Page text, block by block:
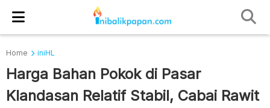
Home iniHL
Harga Bahan Pokok di Pasar
Klandasan Relatif Stabil, Cabai Rawit